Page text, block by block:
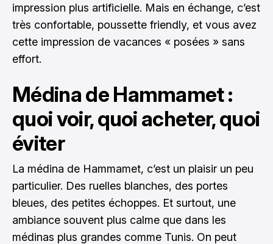
impression plus artificielle. Mais en échange, c’est
très confortable, poussette friendly, et vous avez
cette impression de vacances « posées » sans
effort.
Médina de Hammamet :
quoi voir, quoi acheter, quoi
éviter
La médina de Hammamet, c’est un plaisir un peu
particulier. Des ruelles blanches, des portes
bleues, des petites échoppes. Et surtout, une
ambiance souvent plus calme que dans les
médinas plus grandes comme Tunis. On peut